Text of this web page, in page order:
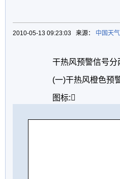
2010-05-13 09:23:03 来源： 中国天
干热风预警信号分两
(一)干热风橙色预
图标: